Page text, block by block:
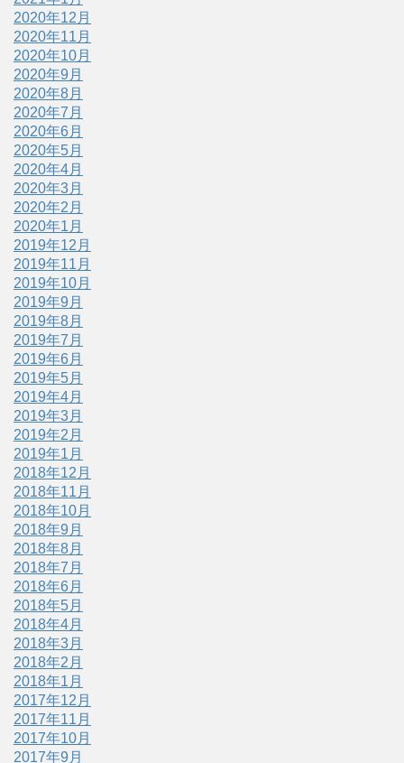
2020年12月
2020年11月
2020年10月
2020年9月
2020年8月
2020年7月
2020年6月
2020年5月
2020年4月
2020年3月
2020年2月
2020年1月
2019年12月
2019年11月
2019年10月
2019年9月
2019年8月
2019年7月
2019年6月
2019年5月
2019年4月
2019年3月
2019年2月
2019年1月
2018年12月
2018年11月
2018年10月
2018年9月
2018年8月
2018年7月
2018年6月
2018年5月
2018年4月
2018年3月
2018年2月
2018年1月
2017年12月
2017年11月
2017年10月
2017年9月